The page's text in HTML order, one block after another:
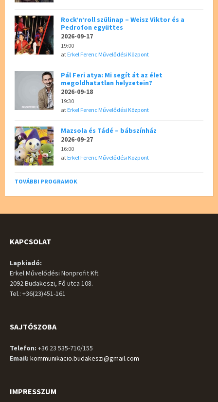
Rock’n’roll szülinap – Weisz Viktor és a
Pedrofon együttes
2026-09-17
19:00
atErkel Ferenc Művelődési Központ
Pál Feri atya: Mi segít át az élet
megoldhatatlan helyzetein?
2026-09-18
19:30
atErkel Ferenc Művelődési Központ
Mazsola és Tádé – bábszínház
2026-09-27
16:00
atErkel Ferenc Művelődési Központ
TOVÁBBI PROGRAMOK
KAPCSOLAT
Lapkiadó:
Erkel Művelődési Nonprofit Kft.
2092 Budakeszi, Fő utca 108.
Tel.: +36(23)451-161
SAJTÓSZOBA
Telefon: +36 23 535-710/155
Email: kommunikacio.budakeszi@gmail.com
IMPRESSZUM